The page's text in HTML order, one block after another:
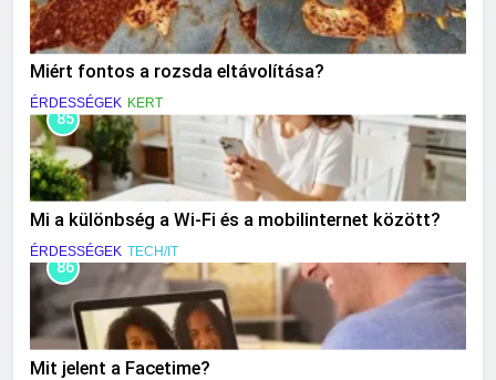
Miért fontos a rozsda eltávolítása?
ÉRDESSÉGEK KERT
85
Mi a különbség a Wi-Fi és a mobilinternet között?
ÉRDESSÉGEK TECH/IT
86
Mit jelent a Facetime?